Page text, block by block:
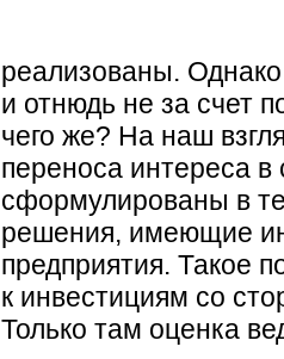
реализованы.
и отнюдь не за счет
чего же? На наш
переноса интереса
сформулированы в
решения, имеющие
предприятия. Такое
к инвестициям со
Только там оценка